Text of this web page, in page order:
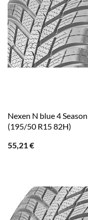
Nexen N blue 4 Season
(195/50 R15 82H)
55,21€